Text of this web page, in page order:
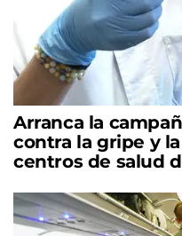
Arranca la
contra la gripe y
centros de salud